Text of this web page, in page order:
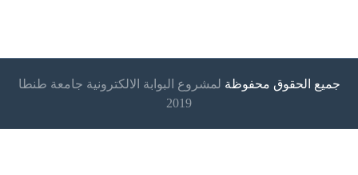
جميع الحقوق محفوظة لمشروع البوابة الالكترونية جامعة طنطا
2019